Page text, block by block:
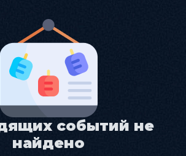
событий не
найдено